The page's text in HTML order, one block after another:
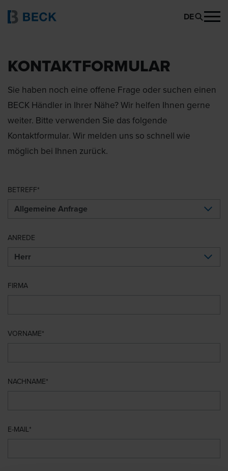
DE
KONTAKTFORMULAR
Sie haben noch eine offene Frage oder suchen einen
BECK Händler in Ihrer Nähe? Wir helfen Ihnen gerne
weiter. Bitte verwenden Sie das folgende
Kontaktformular. Wir melden uns so schnell wie
möglich bei Ihnen zurück.
BETREFF
ANREDE
FIRMA
VORNAME
NACHNAME
E-MAIL